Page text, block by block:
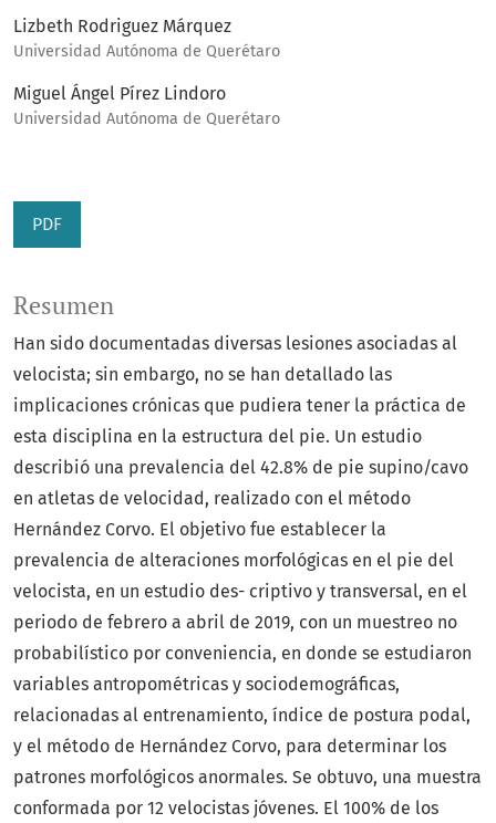
Lizbeth Rodriguez Márquez
Universidad Autónoma de Querétaro
Miguel Ángel Pírez Lindoro
Universidad Autónoma de Querétaro
PDF
Resumen
Han sido documentadas diversas lesiones asociadas al
velocista; sin embargo, no se han detallado las
implicaciones crónicas que pudiera tener la práctica de
esta disciplina en la estructura del pie. Un estudio
describió una prevalencia del 42.8% de pie supino/cavo
en atletas de velocidad, realizado con el método
Hernández Corvo. El objetivo fue establecer la
prevalencia de alteraciones morfológicas en el pie del
velocista, en un estudio des- criptivo y transversal, en el
periodo de febrero a abril de 2019, con un muestreo no
probabilístico por conveniencia, en donde se estudiaron
variables antropométricas y sociodemográficas,
relacionadas al entrenamiento, índice de postura podal,
y el método de Hernández Corvo, para determinar los
patrones morfológicos anormales. Se obtuvo, una muestra
conformada por 12 velocistas jóvenes. El 100% de los